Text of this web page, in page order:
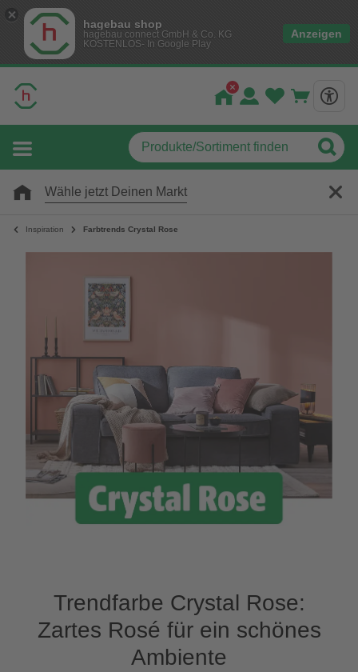
hagebau shop
hagebau connect GmbH & Co. KG
KOSTENLOS- In Google Play
Anzeigen
Wähle jetzt Deinen Markt
Inspiration Farbtrends Crystal Rose
Trendfarbe Crystal Rose:
Zartes Rosé für ein schönes
Ambiente